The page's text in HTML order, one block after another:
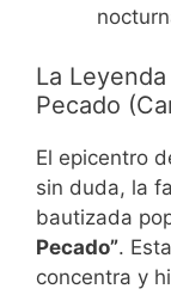
La
Pecado
El epicentro
sin duda, la
bautizada
Pecado”.
concentra y